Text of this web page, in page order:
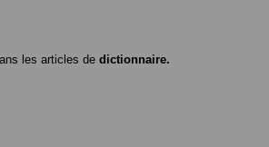
les articles de dictionnaire.